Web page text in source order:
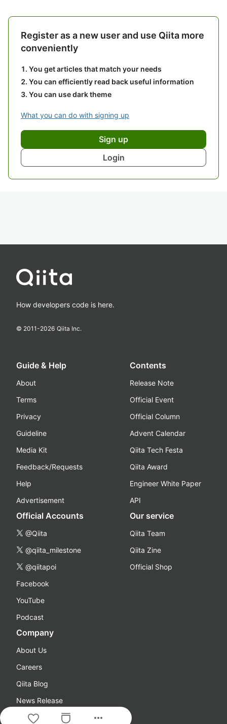
Register as a new user and use Qiita more
conveniently
You get articles that match your needs
You can efficiently read back useful information
You can use dark theme
What you can do with signing up
Sign up
Login
more_horiz
How developers code is here.
© 2011-2026 Qiita Inc.
Guide & Help
About
Terms
Privacy
Guideline
Media Kit
Feedback/Requests
Help
Advertisement
Contents
Release Note
Official Event
Official Column
Advent Calendar
Qiita Tech Festa
Qiita Award
Engineer White Paper
API
Official Accounts
@Qiita
@qiita_milestone
@qiitapoi
Facebook
YouTube
Podcast
Our service
Qiita Team
Qiita Zine
Official Shop
Company
About Us
Careers
Qiita Blog
News Release